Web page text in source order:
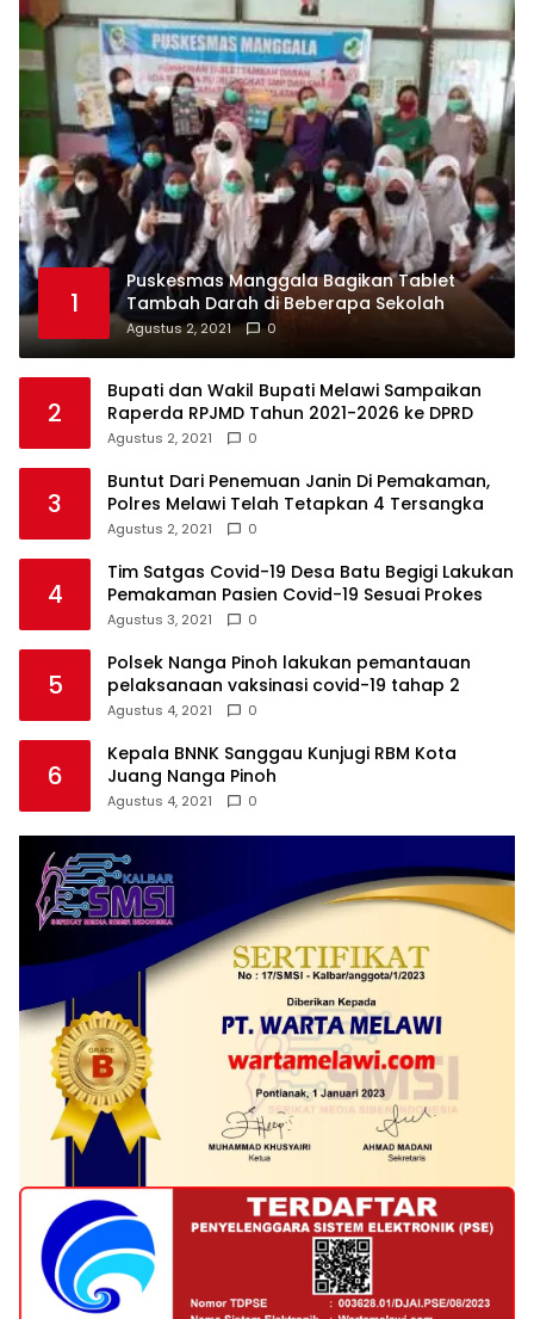
1
Puskesmas Manggala Bagikan Tablet
Tambah Darah di Beberapa Sekolah
Agustus 2, 2021 0
2
Bupati dan Wakil Bupati Melawi Sampaikan
Raperda RPJMD Tahun 2021-2026 ke DPRD
Agustus 2, 2021 0
3
Buntut Dari Penemuan Janin Di Pemakaman,
Polres Melawi Telah Tetapkan 4 Tersangka
Agustus 2, 2021 0
4
Tim Satgas Covid-19 Desa Batu Begigi Lakukan
Pemakaman Pasien Covid-19 Sesuai Prokes
Agustus 3, 2021 0
5
Polsek Nanga Pinoh lakukan pemantauan
pelaksanaan vaksinasi covid-19 tahap 2
Agustus 4, 2021 0
6
Kepala BNNK Sanggau Kunjugi RBM Kota
Juang Nanga Pinoh
Agustus 4, 2021 0